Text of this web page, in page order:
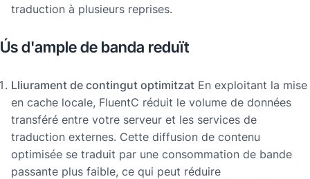
traduction à plusieurs reprises.
Ús d'ample de banda reduït
Lliurament de contingut optimitzat En exploitant la mise
en cache locale, FluentC réduit le volume de données
transféré entre votre serveur et les services de
traduction externes. Cette diffusion de contenu
optimisée se traduit par une consommation de bande
passante plus faible, ce qui peut réduire